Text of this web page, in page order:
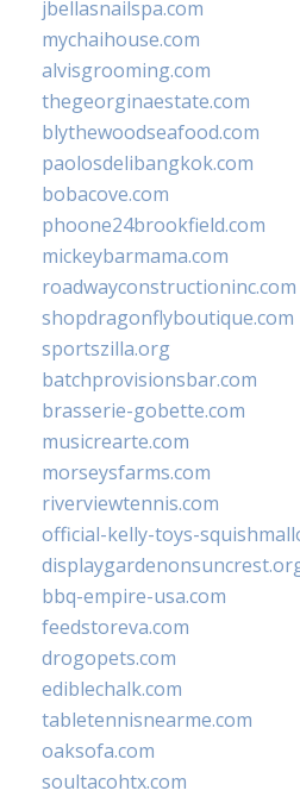
jbellasnailspa.com
mychaihouse.com
alvisgrooming.com
thegeorginaestate.com
blythewoodseafood.com
paolosdelibangkok.com
bobacove.com
phoone24brookfield.com
mickeybarmama.com
roadwayconstructioninc.com
shopdragonflyboutique.com
sportszilla.org
batchprovisionsbar.com
brasserie-gobette.com
musicrearte.com
morseysfarms.com
riverviewtennis.com
official-kelly-toys-
bbq-empire-usa.com
feedstoreva.com
drogopets.com
ediblechalk.com
tabletennisnearme.com
oaksofa.com
soultacohtx.com